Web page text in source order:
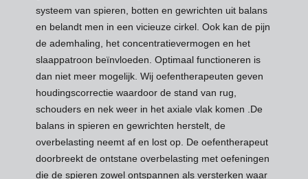
systeem van spieren, botten en gewrichten uit balans
en belandt men in een vicieuze cirkel. Ook kan de pijn
de ademhaling, het concentratievermogen en het
slaappatroon beïnvloeden. Optimaal functioneren is
dan niet meer mogelijk. Wij oefentherapeuten geven
houdingscorrectie waardoor de stand van rug,
schouders en nek weer in het axiale vlak komen .De
balans in spieren en gewrichten herstelt, de
overbelasting neemt af en lost op. De oefentherapeut
doorbreekt de ontstane overbelasting met oefeningen
die de spieren zowel ontspannen als versterken waar